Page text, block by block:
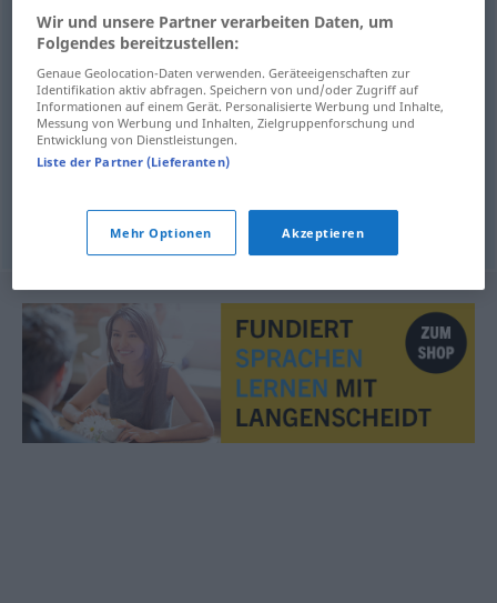
visokoškolac m Hochschüler
studentm Hochschüler
visokoškolkaf Hochschüler
studenticaf Hochschüler
Wir und unsere Partner verarbeiten Daten, um
Folgendes bereitzustellen:
Genaue Geolocation-Daten verwenden. Geräteeigenschaften zur
Identifikation aktiv abfragen. Speichern von und/oder Zugriff auf
Informationen auf einem Gerät. Personalisierte Werbung und Inhalte,
Messung von Werbung und Inhalten, Zielgruppenforschung und
Entwicklung von Dienstleistungen.
Liste der Partner (Lieferanten)
Mehr Optionen Akzeptieren